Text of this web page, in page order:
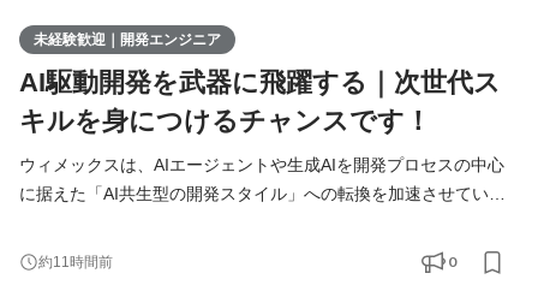
未経験歓迎｜開発エンジニア
AI駆動開発を武器に飛躍する｜次世代ス
キルを身につけるチャンスです！
ウィメックスは、AIエージェントや生成AIを開発プロセスの中心
に据えた「AI共生型の開発スタイル」への転換を加速させていま
極的に募集しています。 AIを相棒に、圧倒的なスピードと品質を
実現し、最先端の技術を使いこなすエンジニアへ成長したい方を
約11時間前 0